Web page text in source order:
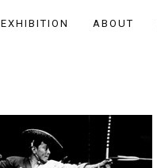
EXHIBITION ABOUT